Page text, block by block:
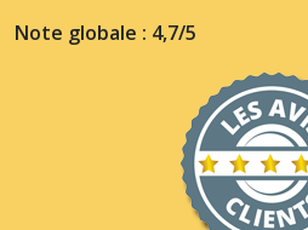
Note globale : 4,7/5